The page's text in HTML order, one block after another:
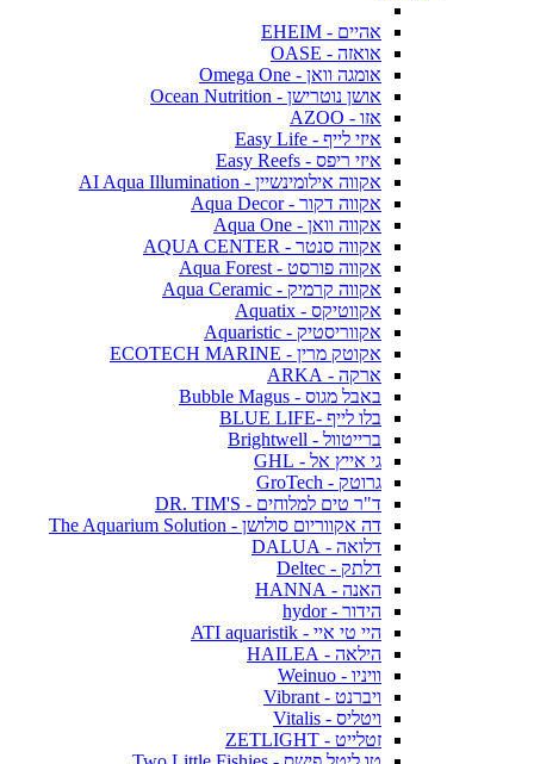
אהיים - EHEIM
אואזה - OASE
אומגה וואן - Omega One
אושן נוטרישן - Ocean Nutrition
אזו - AZOO
איזי לייף - Easy Life
איזי ריפס - Easy Reefs
אקווה אילומינשיין - AI Aqua Illumination
אקווה דקור - Aqua Decor
אקווה וואן - Aqua One
אקווה סנטר - AQUA CENTER
אקווה פורסט - Aqua Forest
אקווה קרמיק - Aqua Ceramic
אקווטיקס - Aquatix
אקווריסטיק - Aquaristic
אקוטק מרין - ECOTECH MARINE
ארקה - ARKA
באבל מגוס - Bubble Magus
בלו לייף -BLUE LIFE
ברייטוול - Brightwell
גי אייץ אל - GHL
גרוטק - GroTech
ד"ר טים למלוחים - DR. TIM'S
דה אקווריום סולושן - The Aquarium Solution
דלואה - DALUA
דלתק - Deltec
האנה - HANNA
הידור - hydor
היי טי איי - ATI aquaristik
הילאה - HAILEA
וויניו - Weinuo
ויברנט - Vibrant
ויטליס - Vitalis
זטלייט - ZETLIGHT